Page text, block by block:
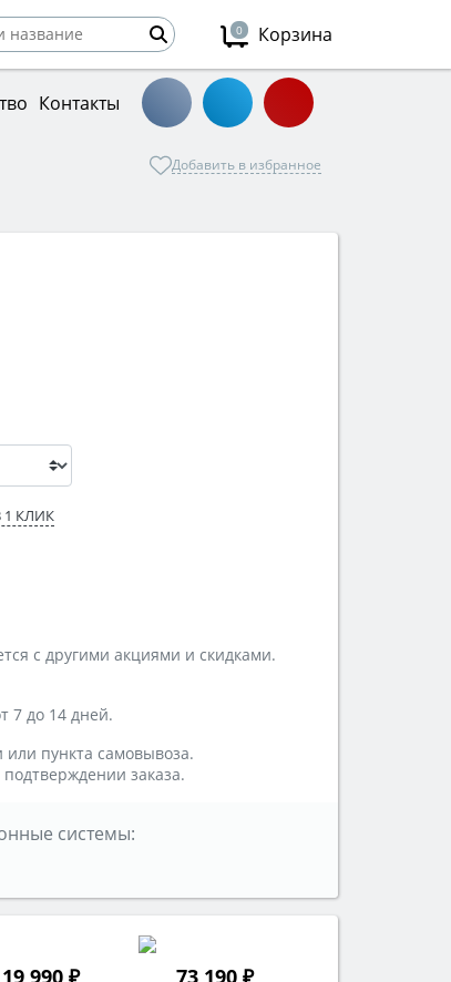
0 Корзина
Контакты
Добавить в избранное
1 КЛИК
с другими акциями и скидками.
7 до 14 дней.
пункта самовывоза.
заказа.
системы: